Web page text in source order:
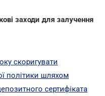
заходи для залучення
скоригувати
політики шляхом
сертифіката